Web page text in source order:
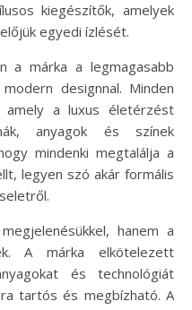
kiegészítők, amelyek
egyedi ízlését.
a márka a legmagasabb
designnal. Minden
a luxus életérzést
anyagok és színek
mindenki megtalálja a
legyen szó akár formális
hanem a
A márka elkötelezett
és technológiát
tartós és megbízható. A